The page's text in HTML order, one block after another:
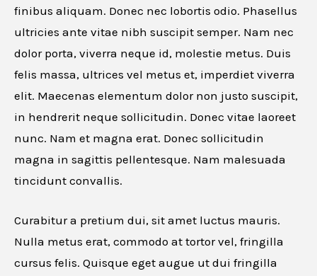
finibus aliquam. Donec nec lobortis odio. Phasellus
ultricies ante vitae nibh suscipit semper. Nam nec
dolor porta, viverra neque id, molestie metus. Duis
felis massa, ultrices vel metus et, imperdiet viverra
elit. Maecenas elementum dolor non justo suscipit,
in hendrerit neque sollicitudin. Donec vitae laoreet
nunc. Nam et magna erat. Donec sollicitudin
magna in sagittis pellentesque. Nam malesuada
tincidunt convallis.
Curabitur a pretium dui, sit amet luctus mauris.
Nulla metus erat, commodo at tortor vel, fringilla
cursus felis. Quisque eget augue ut dui fringilla